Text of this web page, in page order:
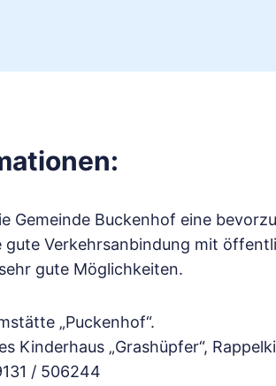
Buckenhof eine
Verkehrsanbindung mit
gute Möglichkeiten.
„Puckenhof“.
Kinderhaus „Grashüpfer“,
/ 506244